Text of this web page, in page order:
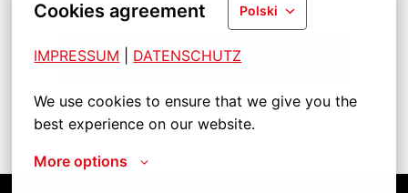
Cookies agreement Polski
IMPRESSUM DATENSCHUTZ
We use cookies to ensure that we give you the
best experience on our website.
More options
Başvur
İşi paylaş